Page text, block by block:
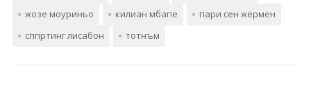
жозе моуриньо
килиан мбапе
пари сен жермен
сппртинг лисабон
тотнъм